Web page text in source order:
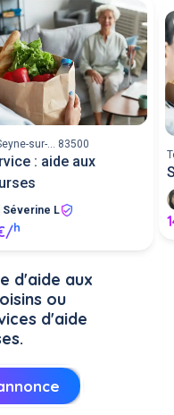
sur-... 83500
: aide aux
Séverine L
h
d'aide aux
ou
d'aide